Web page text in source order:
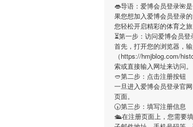
👄导语： 爱博会员登录🌺
果您想加入爱博会员登录
您轻松开启精彩的体育之旅
⏳第一步：访问爱博会员登
首先，打开您的浏览器，输
（https://hmjblog.com/
索或直接输入网址来访问。
🥙第二步：点击注册按钮
一旦进入爱博会员登录官
页面。
🕠第三步：填写注册信息
🛳在注册页面上，您需要